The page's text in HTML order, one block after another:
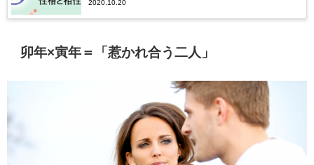
空蔵菩薩】
2020.10.20
卯年×寅年＝「惹かれ合う二人」